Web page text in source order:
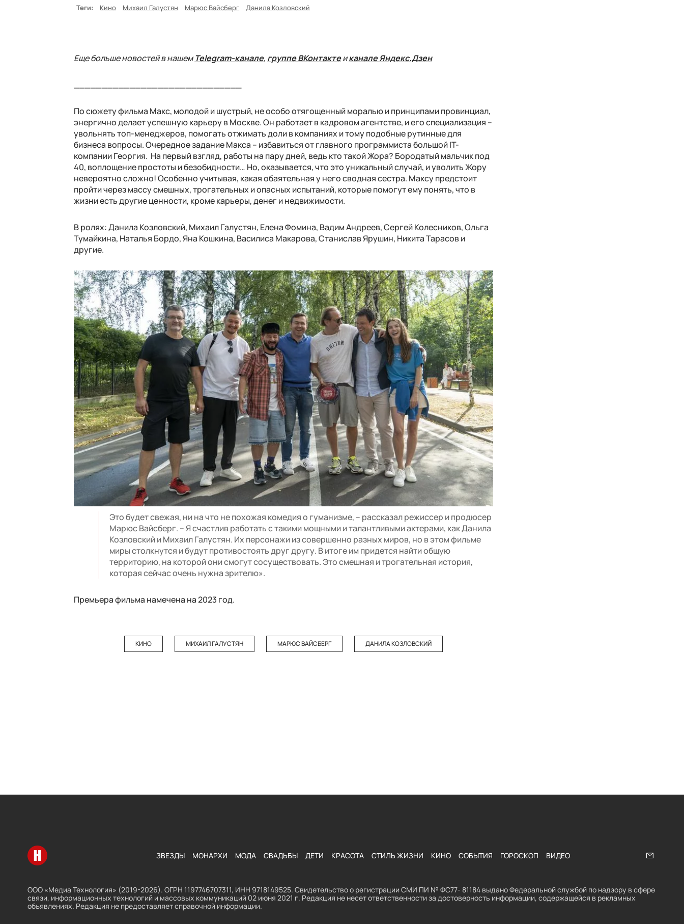
Теги:
Кино Михаил Галустян Марюс Вайсберг Данила Козловский
Еще больше новостей в нашемTelegram-канале, группе ВКонтактеиканале Яндекс.Дзен
По сюжету фильма Макс, молодой и шустрый, не особо отягощенный моралью и принципами провинциал,
энергично делает успешную карьеру в Москве. Он работает в кадровом агентстве, и его специализация –
увольнять топ-менеджеров, помогать отжимать доли в компаниях и тому подобные рутинные для
бизнеса вопросы. Очередное задание Макса – избавиться от главного программиста большой IT-
компании Георгия. На первый взгляд, работы на пару дней, ведь кто такой Жора? Бородатый мальчик под
40, воплощение простоты и безобидности… Но, оказывается, что это уникальный случай, и уволить Жору
невероятно сложно! Особенно учитывая, какая обаятельная у него сводная сестра. Максу предстоит
пройти через массу смешных, трогательных и опасных испытаний, которые помогут ему понять, что в
жизни есть другие ценности, кроме карьеры, денег и недвижимости.
В ролях: Данила Козловский, Михаил Галустян, Елена Фомина, Вадим Андреев, Сергей Колесников, Ольга
Тумайкина, Наталья Бордо, Яна Кошкина, Василиса Макарова, Станислав Ярушин, Никита Тарасов и
другие.
Это будет свежая, ни на что не похожая комедия о гуманизме, – рассказал режиссер и продюсер
Марюс Вайсберг. – Я счастлив работать с такими мощными и талантливыми актерами, как Данила
Козловский и Михаил Галустян. Их персонажи из совершенно разных миров, но в этом фильме
миры столкнутся и будут противостоять друг другу. В итоге им придется найти общую
территорию, на которой они смогут сосуществовать. Это смешная и трогательная история,
которая сейчас очень нужна зрителю».
Премьера фильма намечена на 2023 год.
КИНО МИХАИЛ ГАЛУСТЯН МАРЮС ВАЙСБЕРГ ДАНИЛА КОЗЛОВСКИЙ
Перейти на главную ЗВЕЗДЫ МОНАРХИ МОДА СВАДЬБЫ ДЕТИ КРАСОТА СТИЛЬ ЖИЗНИ КИНО СОБЫТИЯ ГОРОСКОП ВИДЕО
ООО «Медиа Технология» (2019-2026). ОГРН 1197746707311, ИНН 9718149525. Свидетельство о регистрации СМИ ПИ № ФС77- 81184 выдано Федеральной службой по надзору в сфере
связи, информационных технологий и массовых коммуникаций 02 июня 2021 г. Редакция не несет ответственности за достоверность информации, содержащейся в рекламных
объявлениях. Редакция не предоставляет справочной информации.